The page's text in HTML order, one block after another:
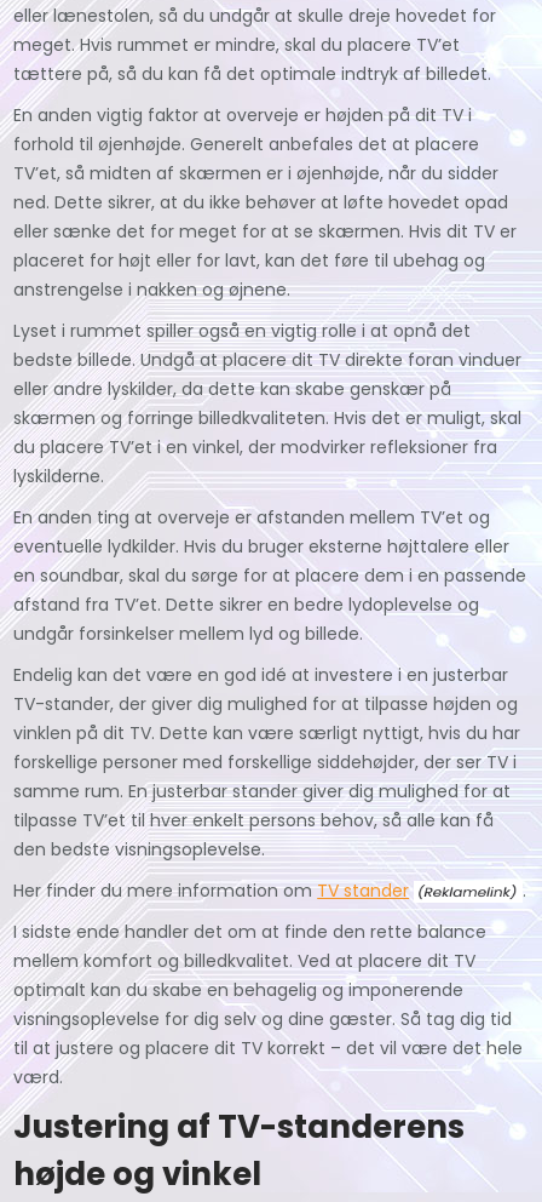
eller lænestolen, så du undgår at skulle dreje hovedet for
meget. Hvis rummet er mindre, skal du placere TV’et
tættere på, så du kan få det optimale indtryk af billedet.
En anden vigtig faktor at overveje er højden på dit TV i
forhold til øjenhøjde. Generelt anbefales det at placere
TV’et, så midten af skærmen er i øjenhøjde, når du sidder
ned. Dette sikrer, at du ikke behøver at løfte hovedet opad
eller sænke det for meget for at se skærmen. Hvis dit TV er
placeret for højt eller for lavt, kan det føre til ubehag og
anstrengelse i nakken og øjnene.
Lyset i rummet spiller også en vigtig rolle i at opnå det
bedste billede. Undgå at placere dit TV direkte foran vinduer
eller andre lyskilder, da dette kan skabe genskær på
skærmen og forringe billedkvaliteten. Hvis det er muligt, skal
du placere TV’et i en vinkel, der modvirker refleksioner fra
lyskilderne.
En anden ting at overveje er afstanden mellem TV’et og
eventuelle lydkilder. Hvis du bruger eksterne højttalere eller
en soundbar, skal du sørge for at placere dem i en passende
afstand fra TV’et. Dette sikrer en bedre lydoplevelse og
undgår forsinkelser mellem lyd og billede.
Endelig kan det være en god idé at investere i en justerbar
TV-stander, der giver dig mulighed for at tilpasse højden og
vinklen på dit TV. Dette kan være særligt nyttigt, hvis du har
forskellige personer med forskellige siddehøjder, der ser TV i
samme rum. En justerbar stander giver dig mulighed for at
tilpasse TV’et til hver enkelt persons behov, så alle kan få
den bedste visningsoplevelse.
Her finder du mere information omTV stander
.
I sidste ende handler det om at finde den rette balance
mellem komfort og billedkvalitet. Ved at placere dit TV
optimalt kan du skabe en behagelig og imponerende
visningsoplevelse for dig selv og dine gæster. Så tag dig tid
til at justere og placere dit TV korrekt – det vil være det hele
værd.
Justering af TV-standerens
højde og vinkel